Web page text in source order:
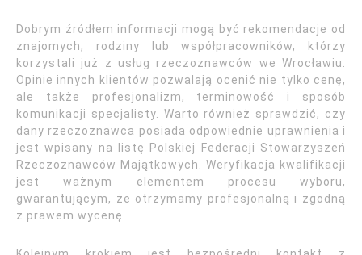
Dobrym źródłem informacji mogą być rekomendacje od
znajomych, rodziny lub współpracowników, którzy
korzystali już z usług rzeczoznawców we Wrocławiu.
Opinie innych klientów pozwalają ocenić nie tylko cenę,
ale także profesjonalizm, terminowość i sposób
komunikacji specjalisty. Warto również sprawdzić, czy
dany rzeczoznawca posiada odpowiednie uprawnienia i
jest wpisany na listę Polskiej Federacji Stowarzyszeń
Rzeczoznawców Majątkowych. Weryfikacja kwalifikacji
jest ważnym elementem procesu wyboru,
gwarantującym, że otrzymamy profesjonalną i zgodną
z prawem wycenę.